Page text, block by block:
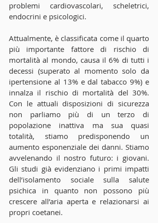
problemi cardiovascolari, scheletrici,
endocrini e psicologici.
Attualmente, è classificata come il quarto
più importante fattore di rischio di
mortalità al mondo, causa il 6% di tutti i
decessi (superato al momento solo da
ipertensione al 13% e dal tabacco 9%) e
innalza il rischio di mortalità del 30%.
Con le attuali disposizioni di sicurezza
non parliamo più di un terzo di
popolazione inattiva ma sua quasi
totalità, stiamo predisponendo un
aumento esponenziale dei danni. Stiamo
avvelenando il nostro futuro: i giovani.
Gli studi già evidenziano i primi impatti
dell’isolamento sociale sulla salute
psichica in quanto non possono più
crescere all’aria aperta e relazionarsi ai
propri coetanei.